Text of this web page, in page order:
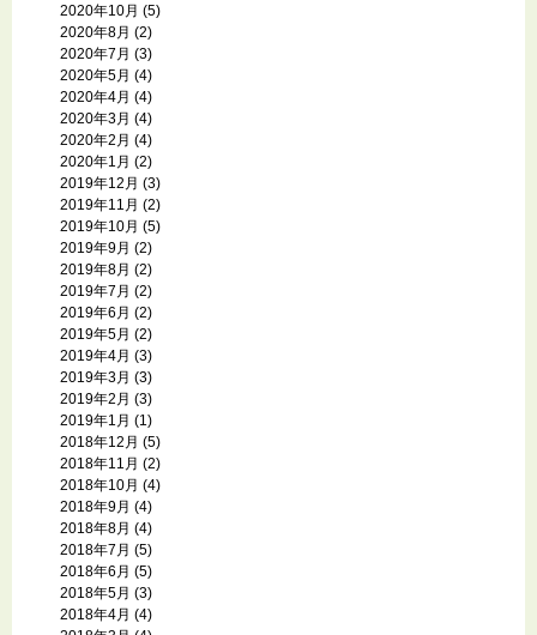
2020年10月 (5)
2020年8月 (2)
2020年7月 (3)
2020年5月 (4)
2020年4月 (4)
2020年3月 (4)
2020年2月 (4)
2020年1月 (2)
2019年12月 (3)
2019年11月 (2)
2019年10月 (5)
2019年9月 (2)
2019年8月 (2)
2019年7月 (2)
2019年6月 (2)
2019年5月 (2)
2019年4月 (3)
2019年3月 (3)
2019年2月 (3)
2019年1月 (1)
2018年12月 (5)
2018年11月 (2)
2018年10月 (4)
2018年9月 (4)
2018年8月 (4)
2018年7月 (5)
2018年6月 (5)
2018年5月 (3)
2018年4月 (4)